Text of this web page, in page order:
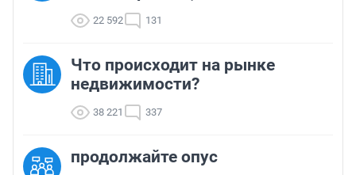
22 592 131
Что происходит на рынке
недвижимости?
38 221 337
продолжайте опус